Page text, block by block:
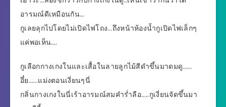
อารมณ์ดีเหมือนกัน…
กูเลยลุกไปโดยไม่เปิดไฟโถง…ถึงหน้าห้องน้ำกูเปิดไฟเล็กๆ
แค่พอเห็น….
กูเลือกกางเกงในและเสื้อในลายลูกไม้สีดำขึ้นมาดมดู……
อึ๋ย……แม่งตอนเงี่ยนๆนี่
กลิ่นกางเกงในนี่เร้าอารมณ์สมคำร่ำลือ…..กูเงี่ยนจัดขึ้นมา